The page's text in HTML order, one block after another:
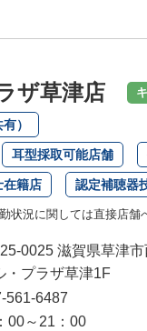
ザ草津店
）
耳型採取可能店舗
在籍店 認定補聴器
状況に関しては直接店舗
0025 滋賀県草津
・プラザ草津1F
561-6487
00～21：00